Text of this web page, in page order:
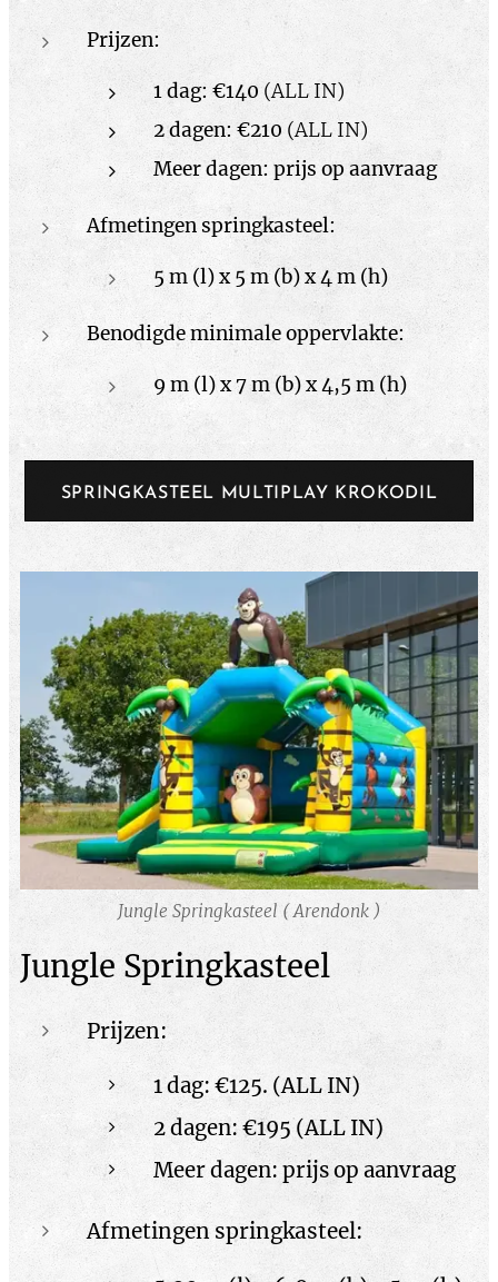
Prijzen:
1 dag: €140(ALL IN)
2 dagen: €210 (ALL IN)
Meer dagen: prijs op aanvraag
Afmetingen springkasteel:
5 m (l) x 5 m (b) x 4 m (h)
Benodigde minimale oppervlakte:
9 m (l) x 7 m (b) x 4,5 m (h)
SPRINGKASTEEL MULTIPLAY KROKODIL
Jungle Springkasteel ( Arendonk )
Jungle Springkasteel
Prijzen:
1 dag: €125. (ALL IN)
2 dagen: €195 (ALL IN)
Meer dagen: prijs op aanvraag
Afmetingen springkasteel: